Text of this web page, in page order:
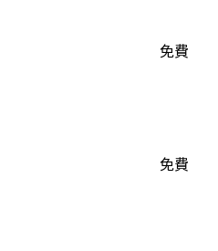
免費
免費